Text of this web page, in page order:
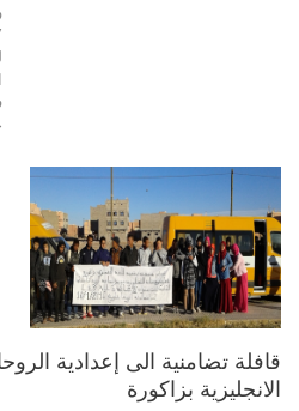
قافلة تضامنية الى إعدادية
الانجليزية بزاكورة